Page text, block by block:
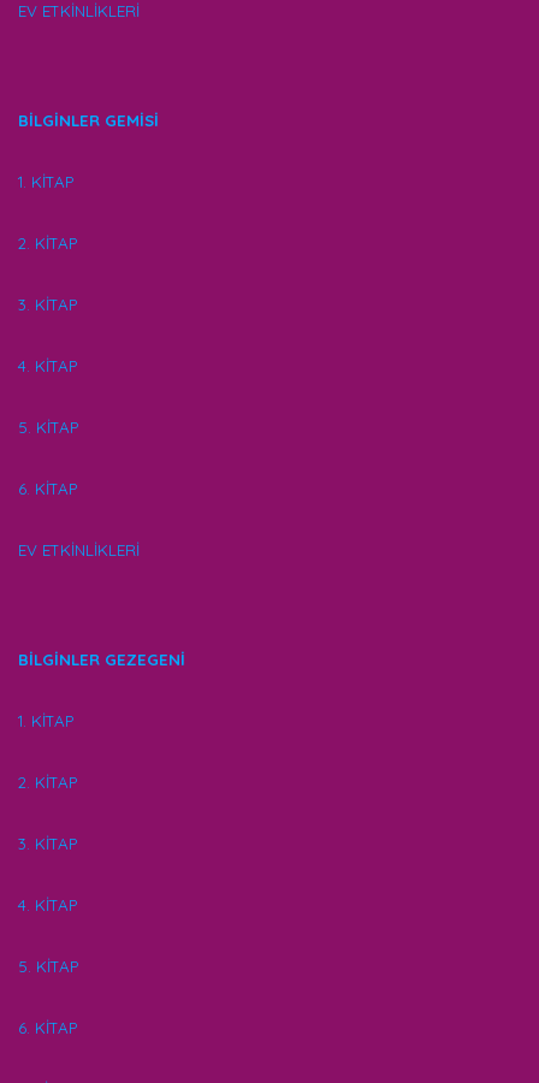
EV ETKİNLİKLERİ
BİLGİNLER GEMİSİ
1. KİTAP
2. KİTAP
3. KİTAP
4. KİTAP
5. KİTAP
6. KİTAP
EV ETKİNLİKLERİ
BİLGİNLER GEZEGENİ
1. KİTAP
2. KİTAP
3. KİTAP
4. KİTAP
5. KİTAP
6. KİTAP